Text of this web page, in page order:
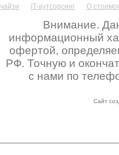
IT-аутсорсинг
О
Внимание.
информационный
офертой,
РФ. Точную и
с нами по
Сайт